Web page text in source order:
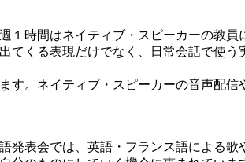
時間はネイティブ・スピーカーの教
くる表現だけでなく、日常会話で使
。ネイティブ・スピーカーの音声配信
表会では、英語・フランス語による歌